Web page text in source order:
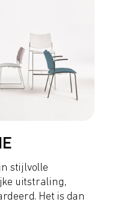
stijlvolle
uitstraling,
Het is dan